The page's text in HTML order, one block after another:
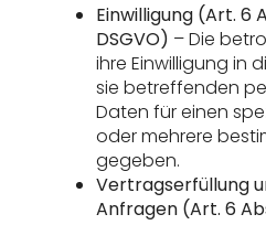
Einwilligung (Art. 6
DSGVO) – Die
ihre Einwilligung in
sie betreffenden
Daten für einen
oder mehrere
gegeben.
Vertragserfüllung
Anfragen (Art. 6